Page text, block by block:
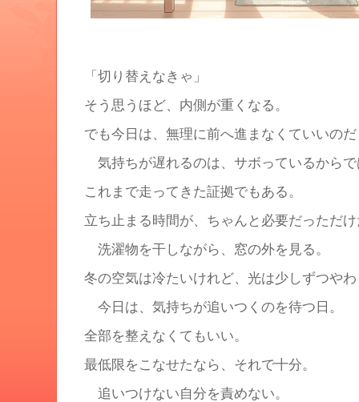
「切り替えなきゃ」
そう思うほど、内側が重くなる。
でも今日は、無理に前へ進まなくていいの
気持ちが遅れるのは、サボっているから
これまで走ってきた証拠でもある。
立ち止まる時間が、ちゃんと必要だっただ
洗濯物を干しながら、窓の外を見る。
冬の空気は冷たいけれど、光は少しずつや
今日は、気持ちが追いつくのを待つ日。
全部を整えなくてもいい。
最低限をこなせたなら、それで十分。
追いつけない自分を責めない。